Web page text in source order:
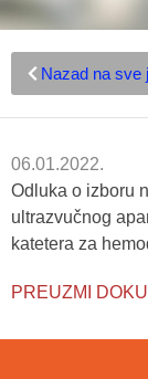
Nazad na sve
06.01.2022.
Odluka o izboru
ultrazvučnog
katetera za
PREUZMI